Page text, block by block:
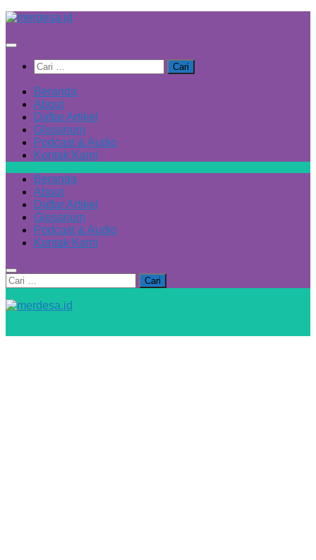
Skip
content
Cari
untuk:
Beranda
About
Daftar Artikel
Glosarium
Podcast & Audio
Kontak Kami
Beranda
About
Daftar Artikel
Glosarium
Podcast & Audio
Kontak Kami
Cari
untuk: